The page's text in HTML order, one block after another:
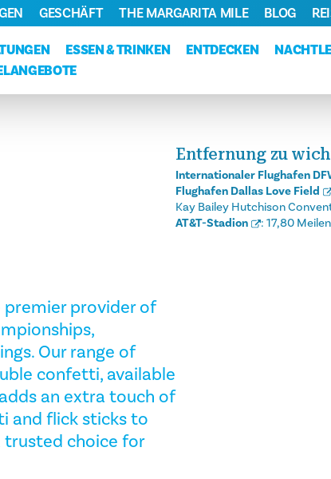
ESSEN & TRINKEN ENTDECKEN
GESCHÄFT THE MARGARITA MILE BLOG
premier provider of
Our range of
confetti, available
an extra touch of
and flick sticks to
trusted choice for
Entfernung zu
Internationaler Flughafen
Flughafen Dallas Love Field
Kay Bailey Hutchison
AT&T-Stadion
: 17,80 Meilen